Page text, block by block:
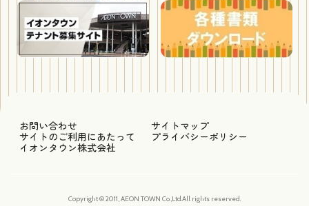
お問い合わせ
サイトマップ
サイトのご利用にあたって
プライバシーポリシー
イオンタウン株式会社
Copyright © 2011, AEON TOWN Co.,Ltd.All rights reserved.